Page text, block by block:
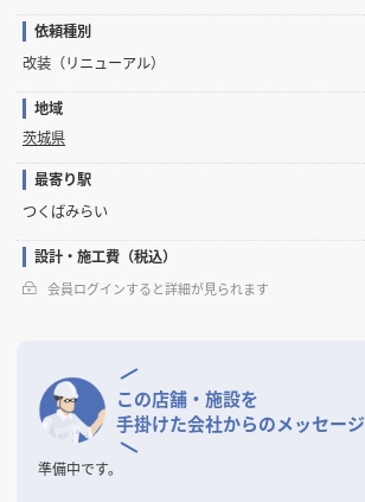
依頼種別
改装（リニューアル）
地域
茨城県
最寄り駅
つくばみらい
設計・施工費（税込）
会員ログインすると詳細が見られます
この店舗・施設を
手掛けた会社からのメッセージ
準備中です。